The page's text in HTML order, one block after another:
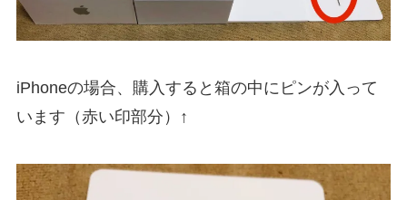
iPhoneの場合、購入すると箱の中にピンが入って
います（赤い印部分）↑